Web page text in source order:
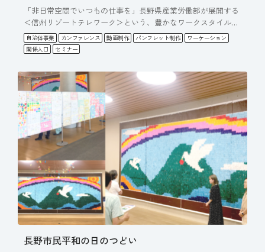
「非日常空間でいつもの仕事を」長野県産業労働部が展開する
＜信州リゾートテレワーク＞という、豊かなワークスタイルの
コンセプ…
自治体事業 カンファレンス 動画制作 パンフレット制作
ワーケーション
関係人口
セミナー
長野市民平和の日のつどい